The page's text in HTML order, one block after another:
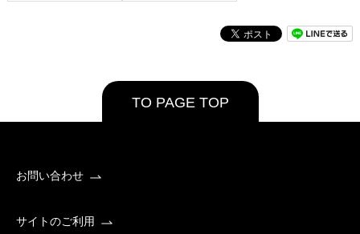
TO PAGE TOP
お問い合わせ
サイトのご利用